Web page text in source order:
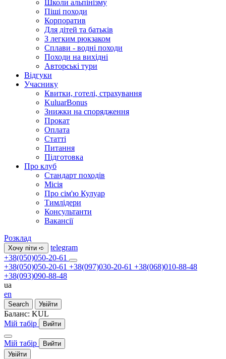
Школи альпінізму
Піші походи
Корпоратив
Для дітей та батьків
З легким рюкзаком
Сплави - водні походи
Походи на вихідні
Авторські тури
Відгуки
Учаснику
Квитки, готелі, страхування
KuluarBonus
Знижки на спорядження
Прокат
Оплата
Статті
Питання
Підготовка
Про клуб
Стандарт походів
Місія
Про сім'ю Кулуар
Тимлідери
Консультанти
Вакансії
Розклад
Хочу піти ➪
telegram
+38(050)050-20-61
+38(050)050-20-61 +38(097)030-20-61 +38(068)010-88-48
+38(093)090-88-48
ua
en
Search Увійти
Баланс: KUL
Мій табір
Вийти
Мій табір
Вийти
Увійти